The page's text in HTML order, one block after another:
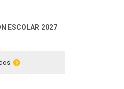
ESCOLAR 2027